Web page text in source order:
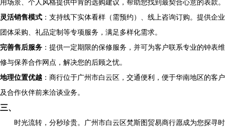
用场景、个人风格提供中肯的选购建议，帮助您找到最契合心意的表款。
灵活销售模式 ：支持线下实体看样（需预约）、线上咨询订购。提供企业
团体采购、礼品定制等专项服务，满足多样化需求。
完善售后服务 ：提供一定期限的保修服务，并可为客户联系专业的钟表维
修与保养合作网点，解决您的后顾之忧。
地理位置优越 ：商行位于广州市白云区，交通便利，便于华南地区的客户
及合作伙伴前来洽谈业务。
三、
时光流转，分秒珍贵。广州市白云区梵斯图贸易商行愿成为您探寻时